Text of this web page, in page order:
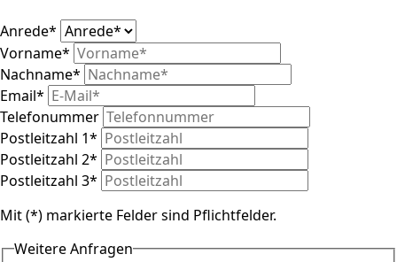
Anrede*
Vorname*
Nachname*
Email*
Telefonummer
Postleitzahl 1*
Postleitzahl 2*
Postleitzahl 3*
Mit (*) markierte Felder sind Pflichtfelder.
Weitere Anfragen